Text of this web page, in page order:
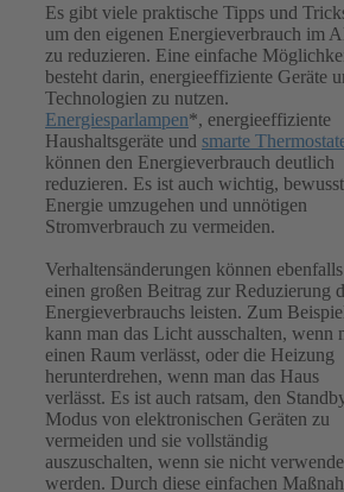
Es gibt viele praktische Tipps und
um den eigenen Energieverbrauch im
zu reduzieren. Eine einfache
besteht darin, energieeffiziente Geräte
Technologien zu nutzen.
Energiesparlampen*, energieeffiziente
Haushaltsgeräte und smarte
können den Energieverbrauch deutlich
reduzieren. Es ist auch wichtig,
Energie umzugehen und unnötigen
Stromverbrauch zu vermeiden.
Verhaltensänderungen können ebenfalls
einen großen Beitrag zur Reduzierung
Energieverbrauchs leisten. Zum
kann man das Licht ausschalten, wenn
einen Raum verlässt, oder die Heizung
herunterdrehen, wenn man das Haus
verlässt. Es ist auch ratsam, den
Modus von elektronischen Geräten zu
vermeiden und sie vollständig
auszuschalten, wenn sie nicht
werden. Durch diese einfachen